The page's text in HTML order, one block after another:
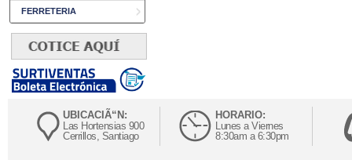
FERRETERIA
UBICACIÃ“N:
Las Hortensias 900
Cerrillos, Santiago
HORARIO:
Lunes a Viernes
8:30am a 6:30pm